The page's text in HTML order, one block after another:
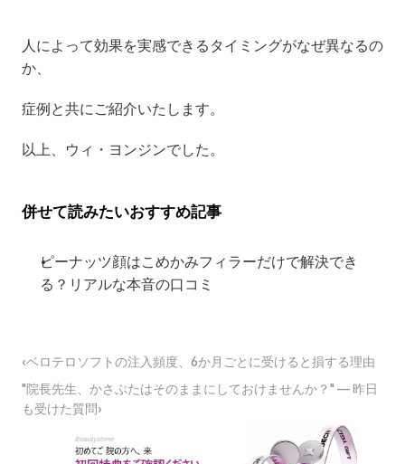
人によって効果を実感できるタイミングがなぜ異なるの
か、
症例と共にご紹介いたします。
以上、ウィ・ヨンジンでした。
併せて読みたいおすすめ記事
ピーナッツ顔はこめかみフィラーだけで解決でき
る？リアルな本音の口コミ
‹ベロテロソフトの注入頻度、6か月ごとに受けると損する理由
"院長先生、かさぶたはそのままにしておけませんか？" — 昨日
も受けた質問›